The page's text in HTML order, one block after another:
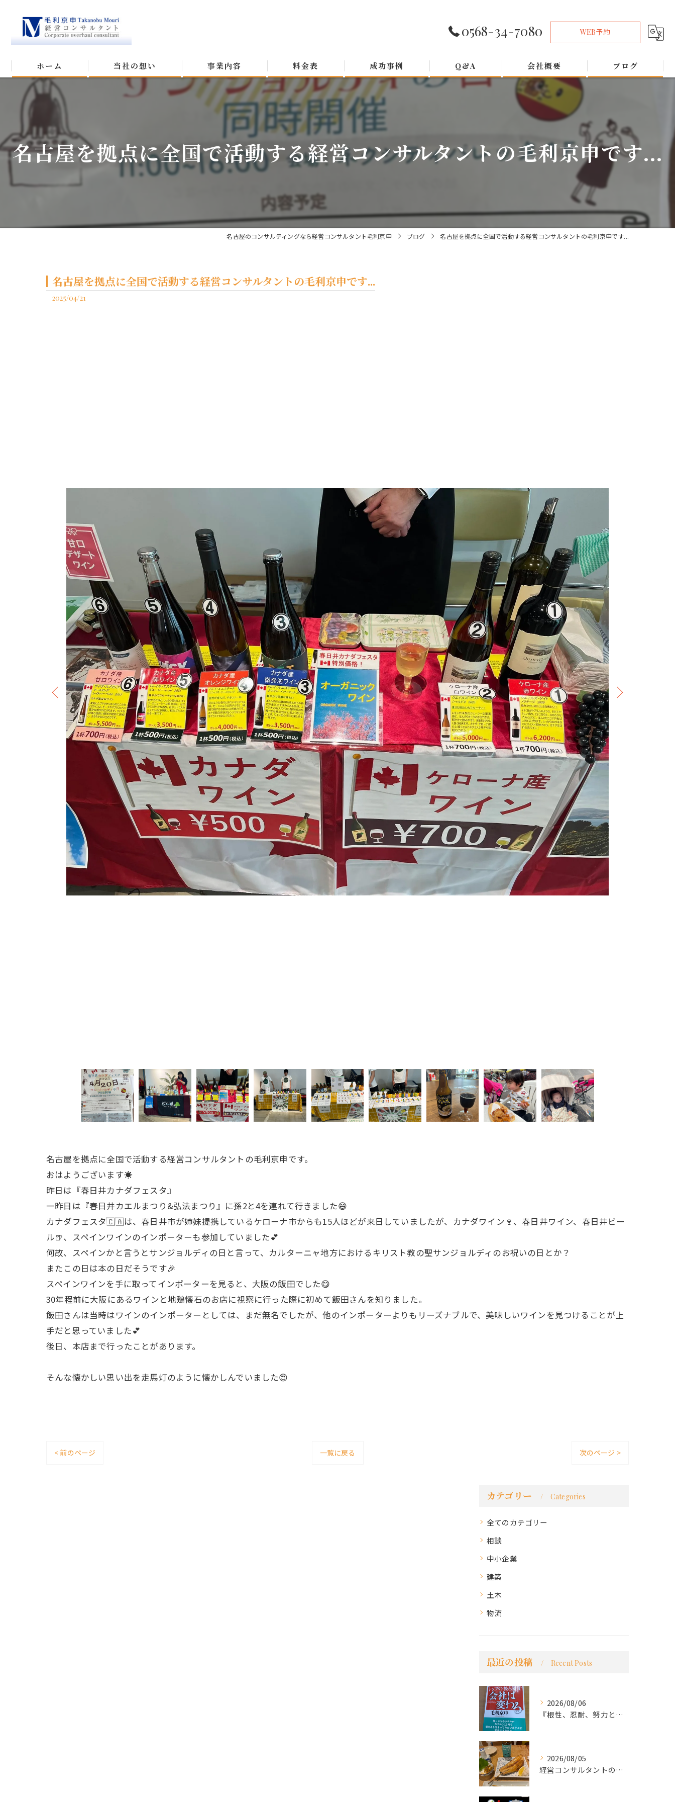
0568-34-7080 WEB予約
ホーム 当社の想い 事業内容 料金表 成功事例 Q&A 会社概要 ブログ
名古屋を拠点に全国で活動する経営コンサルタントの毛利京申です...
名古屋のコンサルティングなら経営コンサルタント毛利京申 ブログ 名古屋を拠点に全国で活動する経営コンサルタントの毛利京申です...
名古屋を拠点に全国で活動する経営コンサルタントの毛利京申です...
2025/04/21
名古屋を拠点に全国で活動する経営コンサルタントの毛利京申です。
おはようございます☀
昨日は『春日井カナダフェスタ』
一昨日は『春日井カエルまつり&弘法まつり』に孫2と4を連れて行きました😄
カナダフェスタ🇨🇦は、春日井市が姉妹提携しているケローナ市からも15人ほどが来日していましたが、カナダワイン🍷、春日井ワイン、春日井ビー
ル🍺、スペインワインのインポーターも参加していました💕
何故、スペインかと言うとサンジョルディの日と言って、カルターニャ地方におけるキリスト教の聖サンジョルディのお祝いの日とか？
またこの日は本の日だそうです🎉
スペインワインを手に取ってインポーターを見ると、大阪の飯田でした😋
30年程前に大阪にあるワインと地鶏懐石のお店に視察に行った際に初めて飯田さんを知りました。
飯田さんは当時はワインのインポーターとしては、まだ無名でしたが、他のインポーターよりもリーズナブルで、美味しいワインを見つけることが上
手だと思っていました💕
後日、本店まで行ったことがあります。
そんな懐かしい思い出を走馬灯のように懐かしんでいました😍
< 前のページ 一覧に戻る 次のページ >
カテゴリー Categories
全てのカテゴリー
相談
中小企業
建築
土木
物流
最近の投稿 Recent Posts
2026/08/06
『根性、忍耐、努力という言葉は死語なのか』
2026/08/05
経営コンサルタントのモーちゃん・毛利京申です。